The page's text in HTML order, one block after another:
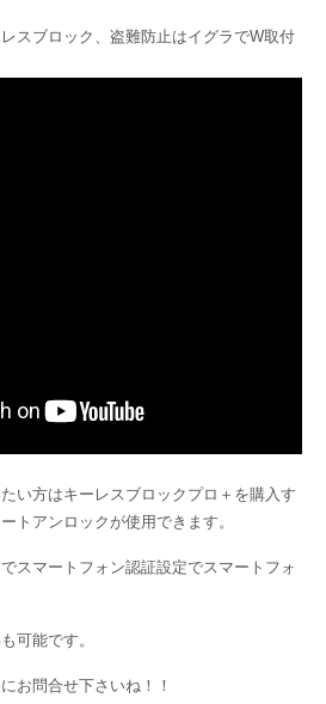
スブロック、盗難防止はイグラでW取付
い方はキーレスブロックプロ＋を購入す
トアンロックが使用できます。
スマートフォン認証設定でスマートフォ
可能です。
お問合せ下さいね！！